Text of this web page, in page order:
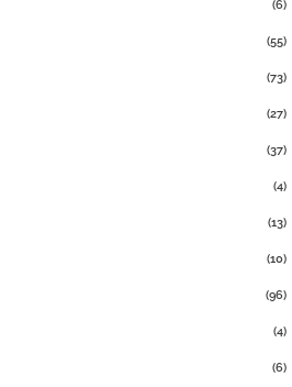
(6)
(55)
(73)
(27)
(37)
(4)
(13)
(10)
(96)
(4)
(6)